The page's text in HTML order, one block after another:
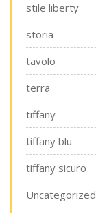
stile liberty
storia
tavolo
terra
tiffany
tiffany blu
tiffany sicuro
Uncategorized